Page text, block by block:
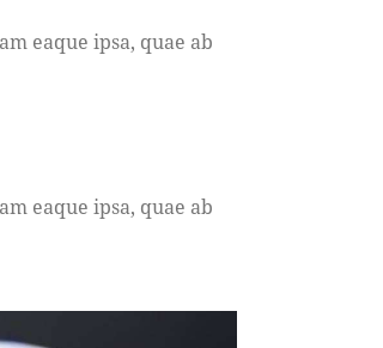
eaque ipsa, quae ab
eaque ipsa, quae ab